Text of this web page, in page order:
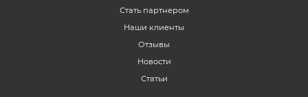
Стать партнером
Наши клиенты
Отзывы
Новости
Статьи